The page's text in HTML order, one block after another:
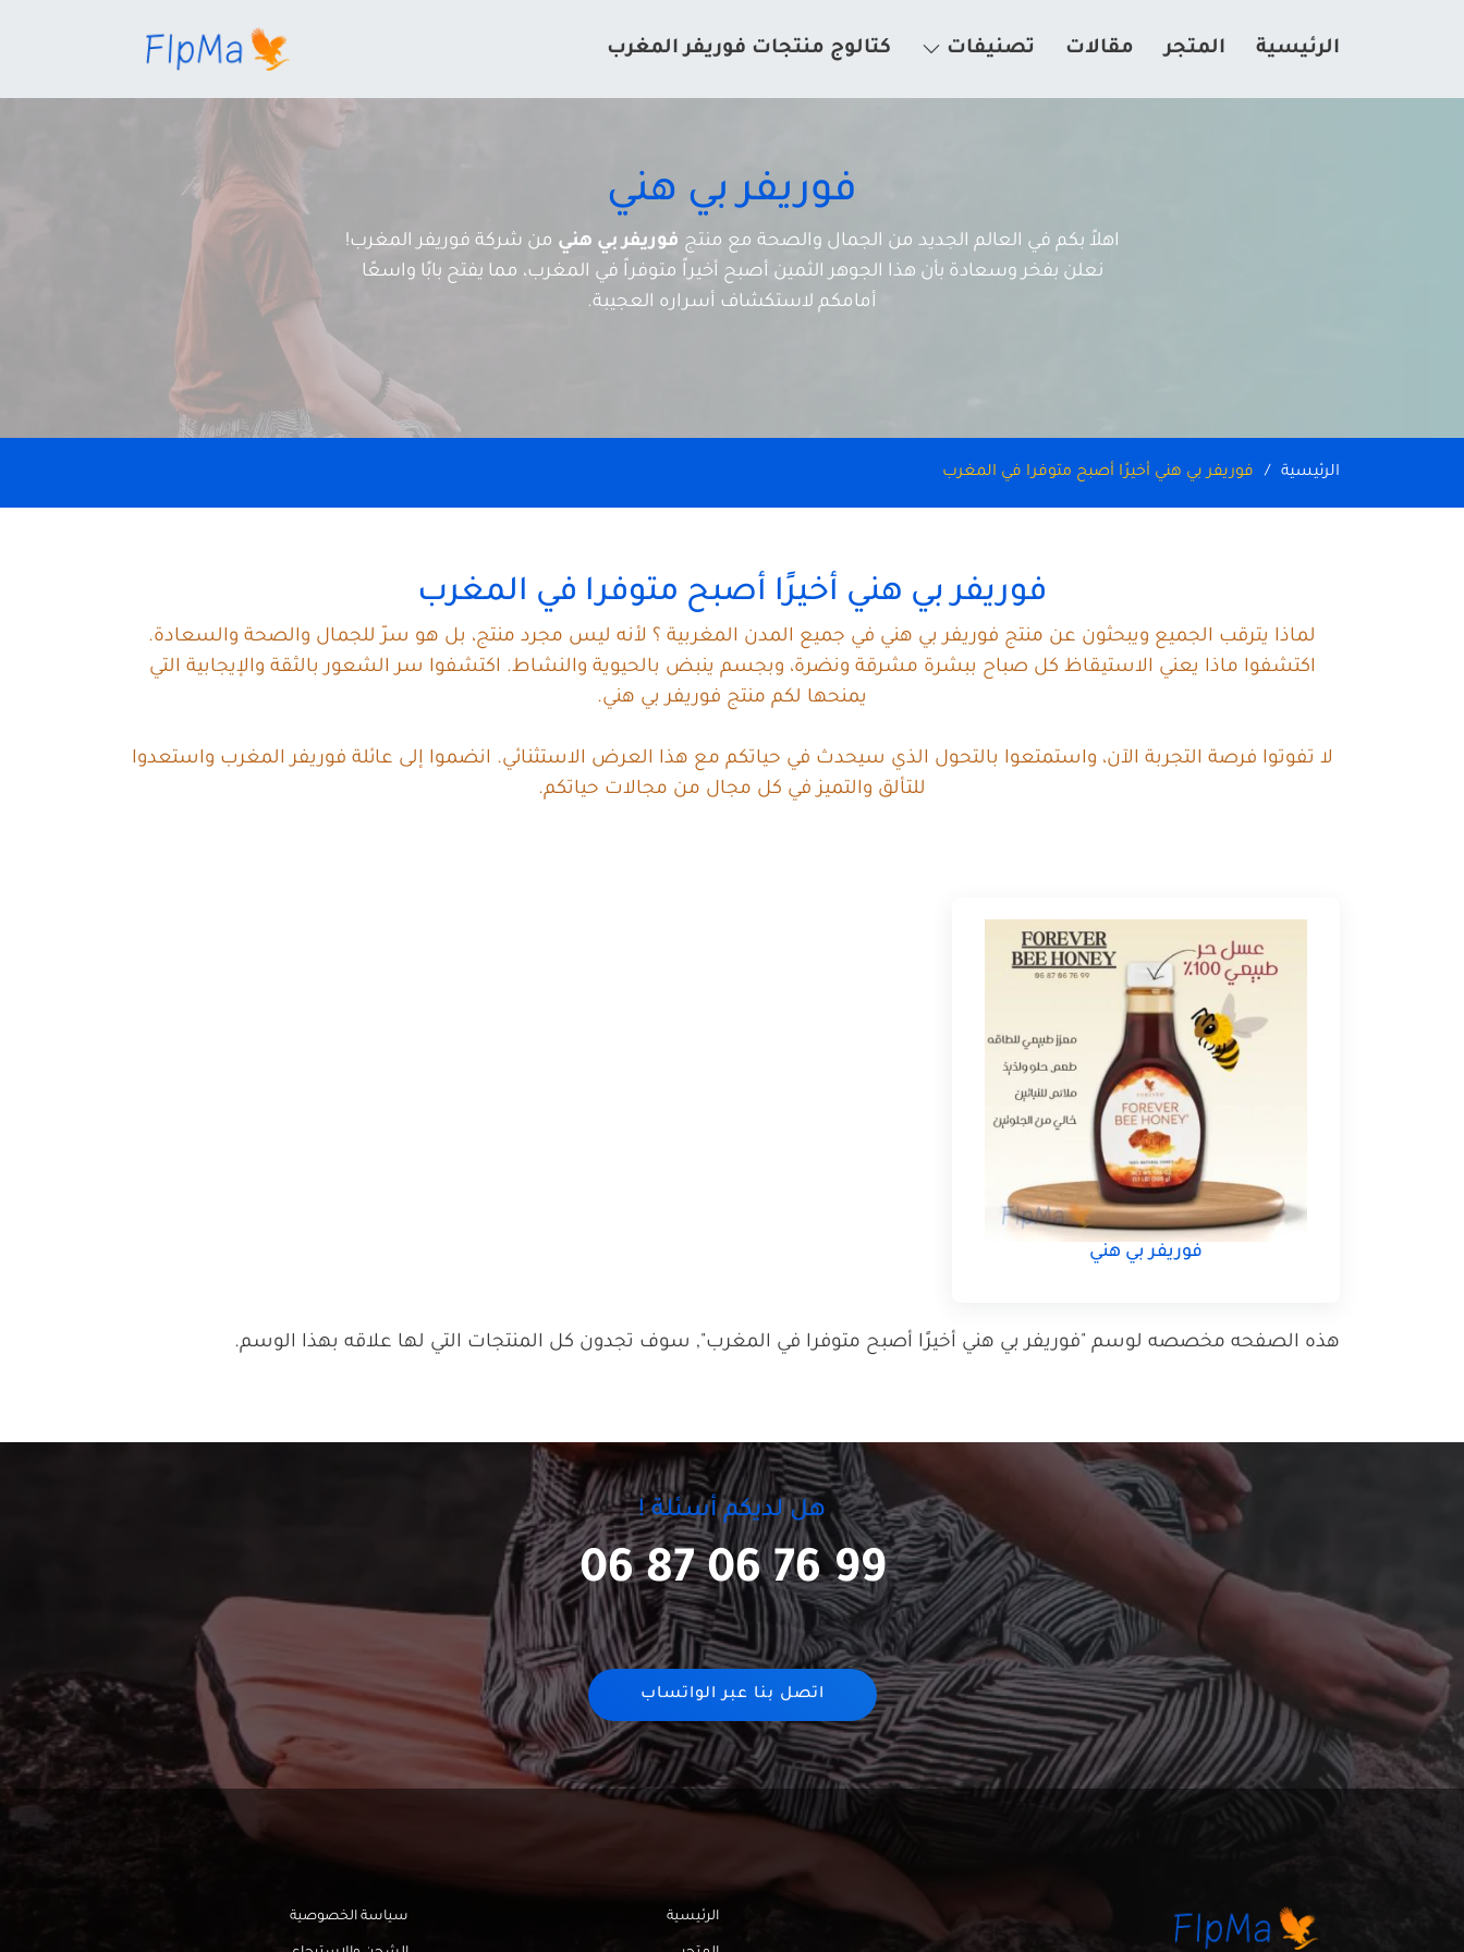
الرئيسية المتجر مقالات تصنيفات كتالوج منتجات فوريفر المغرب
فوريفر بي هني
اهلاً بكم في العالم الجديد من الجمال والصحة مع منتج فوريفر بي هني من شركة فوريفر المغرب!
نعلن بفخر وسعادة بأن هذا الجوهر الثمين أصبح أخيراً متوفراً في المغرب، مما يفتح بابًا واسعًا
أمامكم لاستكشاف أسراره العجيبة.
الرئيسية فوريفر بي هني أخيرًا أصبح متوفرا في المغرب
فوريفر بي هني أخيرًا أصبح متوفرا في المغرب
لماذا يترقب الجميع ويبحثون عن منتج فوريفر بي هني في جميع المدن المغربية ؟ لأنه ليس مجرد منتج، بل هو سرّ للجمال والصحة والسعادة.
اكتشفوا ماذا يعني الاستيقاظ كل صباح ببشرة مشرقة ونضرة، وبجسم ينبض بالحيوية والنشاط. اكتشفوا سر الشعور بالثقة والإيجابية التي
يمنحها لكم منتج فوريفر بي هني.
لا تفوتوا فرصة التجربة الآن، واستمتعوا بالتحول الذي سيحدث في حياتكم مع هذا العرض الاستثنائي. انضموا إلى عائلة فوريفر المغرب واستعدوا
للتألق والتميز في كل مجال من مجالات حياتكم.
فوريفر بي هني
هذه الصفحه مخصصه لوسم "فوريفر بي هني أخيرًا أصبح متوفرا في المغرب", سوف تجدون كل المنتجات التي لها علاقه بهذا الوسم.
هل لديكم أسئلة !
06 87 06 76 99
اتصل بنا عبر الواتساب
الرئيسية سياسة الخصوصية